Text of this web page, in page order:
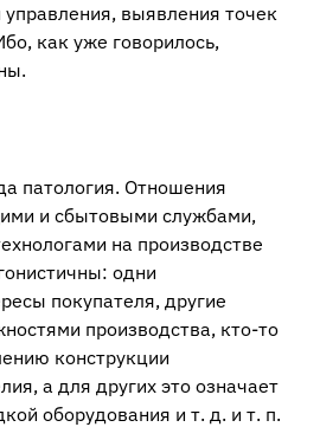
управления, выявления точек
как уже говорилось,
патология. Отношения
и сбытовыми службами,
на производстве
одни
покупателя, другие
производства, кто-то
конструкции
а для других это означает
оборудования и т. д. и т. п.